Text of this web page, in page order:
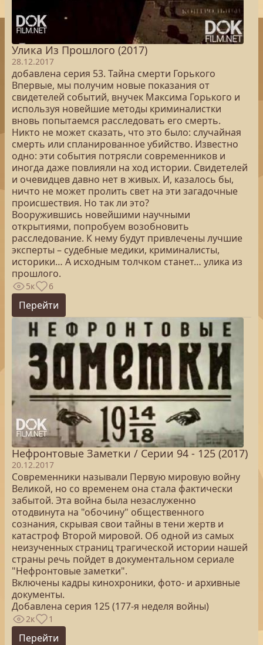
Улика Из Прошлого (2017)
28.12.2017
добавлена серия 53. Тайна смерти Горького
Впервые, мы получим новые показания от
свидетелей событий, внучек Максима Горького и
используя новейшие методы криминалистки
вновь попытаемся расследовать его смерть.
Никто не может сказать, что это было: случайная
смерть или спланированное убийство. Известно
одно: эти события потрясли современников и
иногда даже повлияли на ход истории. Свидетелей
и очевидцев давно нет в живых. И, казалось бы,
ничто не может пролить свет на эти загадочные
происшествия. Но так ли это?
Вооружившись новейшими научными
открытиями, попробуем возобновить
расследование. К нему будут привлечены лучшие
эксперты – судебные медики, криминалисты,
историки… А исходным толчком станет… улика из
прошлого.
5к 6
Перейти
Нефронтовые Заметки / Серии 94 - 125 (2017)
20.12.2017
Современники называли Первую мировую войну
Великой, но со временем она стала фактически
забытой. Эта война была незаслуженно
отодвинута на "обочину" общественного
сознания, скрывая свои тайны в тени жертв и
катастроф Второй мировой. Об одной из самых
неизученных страниц трагической истории нашей
страны речь пойдет в документальном сериале
"Нефронтовые заметки".
Включены кадры кинохроники, фото- и архивные
документы.
Добавлена серия 125 (177-я неделя войны)
2к 1
Перейти